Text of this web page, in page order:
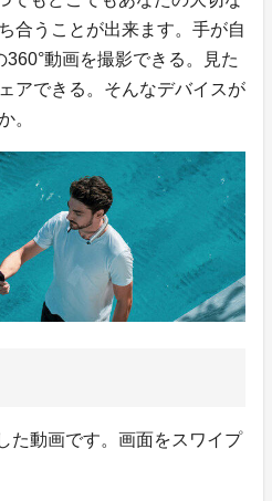
合うことが出来ます。手が自
動画を撮影できる。見た
アできる。そんなデバイスが
。
た動画です。画面をスワイプ